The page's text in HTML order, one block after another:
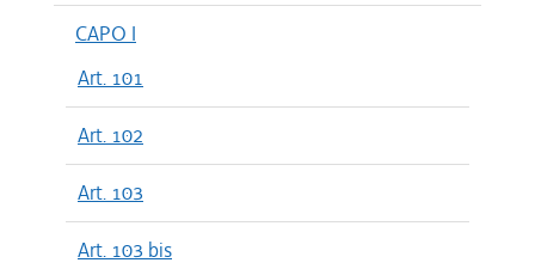
CAPO I
Art. 101
Art. 102
Art. 103
Art. 103 bis